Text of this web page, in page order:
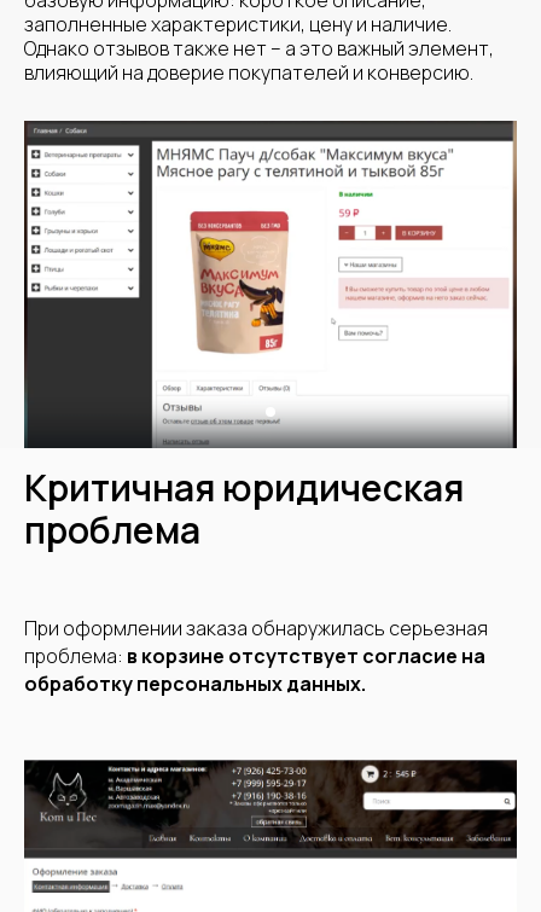
заполненные характеристики, цену и наличие.
Однако отзывов также нет – а это важный элемент,
влияющий на доверие покупателей и конверсию.
Критичная юридическая
проблема
При оформлении заказа обнаружилась серьезная
проблема: в корзине отсутствует согласие на
обработку персональных данных.
конференции 15-20 мин
Разберем ошибки на сайте
Рекомендации по улучшению
обработку
персональных данных
Консультация ЗооМаркетолога
Ответы на ваши вопросы